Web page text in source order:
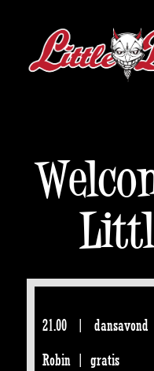
21.00 |
Robin | gratis